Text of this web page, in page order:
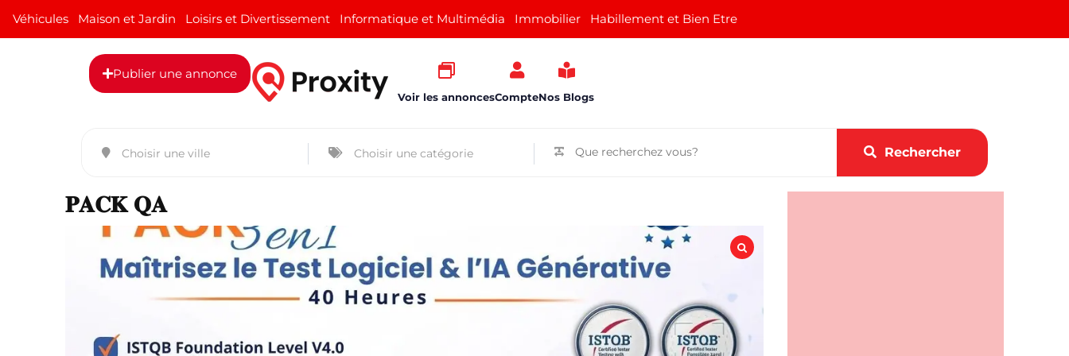
Véhicules Maison et Jardin Loisirs et Divertissement Informatique et Multimédia Immobilier Habillement et Bien Etre
Publier une annonce
Voir les annoncesCompteNos Blogs
Rechercher
𝐏𝐀𝐂𝐊 𝐐𝐀